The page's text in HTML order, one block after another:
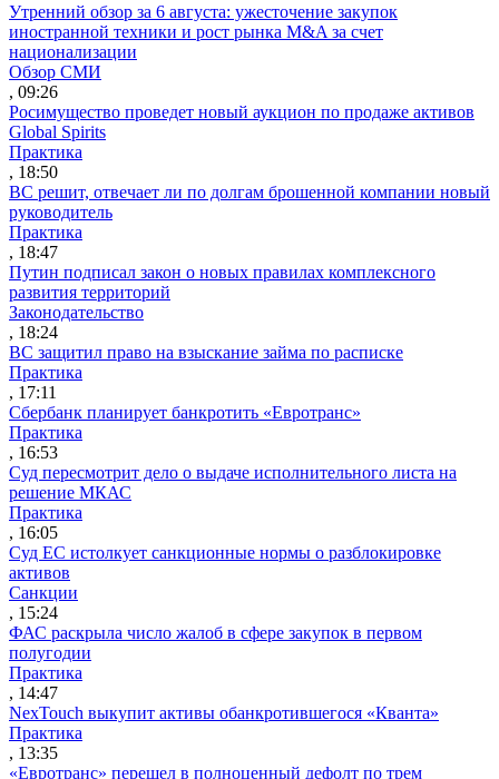
Утренний обзор за 6 августа: ужесточение закупок
иностранной техники и рост рынка M&A за счет
национализации
Обзор СМИ
, 09:26
Росимущество проведет новый аукцион по продаже активов
Global Spirits
Практика
, 18:50
ВС решит, отвечает ли по долгам брошенной компании новый
руководитель
Практика
, 18:47
Путин подписал закон о новых правилах комплексного
развития территорий
Законодательство
, 18:24
ВС защитил право на взыскание займа по расписке
Практика
, 17:11
Сбербанк планирует банкротить «Евротранс»
Практика
, 16:53
Суд пересмотрит дело о выдаче исполнительного листа на
решение МКАС
Практика
, 16:05
Суд ЕС истолкует санкционные нормы о разблокировке
активов
Санкции
, 15:24
ФАС раскрыла число жалоб в сфере закупок в первом
полугодии
Практика
, 14:47
NexTouch выкупит активы обанкротившегося «Кванта»
Практика
, 13:35
«Евротранс» перешел в полноценный дефолт по трем